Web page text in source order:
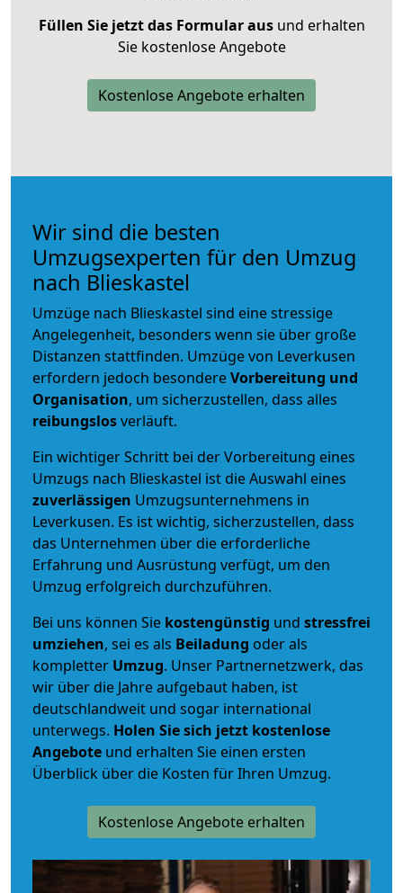
Füllen Sie jetzt das Formular ausund erhalten
Sie kostenlose Angebote
Kostenlose Angebote erhalten
Wir sind die besten
Umzugsexperten für den Umzug
nach Blieskastel
Umzüge nach Blieskastel sind eine stressige
Angelegenheit, besonders wenn sie über große
Distanzen stattfinden. Umzüge von Leverkusen
erfordern jedoch besondereVorbereitung und
Organisation, um sicherzustellen, dass alles
reibungslosverläuft.
Ein wichtiger Schritt bei der Vorbereitung eines
Umzugs nach Blieskastel ist die Auswahl eines
zuverlässigen Umzugsunternehmens in
Leverkusen. Es ist wichtig, sicherzustellen, dass
das Unternehmen über die erforderliche
Erfahrung und Ausrüstung verfügt, um den
Umzug erfolgreich durchzuführen.
Bei uns können Sie kostengünstig und stressfrei
umziehen, sei es als Beiladung oder als
kompletter Umzug. Unser Partnernetzwerk, das
wir über die Jahre aufgebaut haben, ist
deutschlandweit und sogar international
unterwegs. Holen Sie sich jetzt kostenlose
Angebote und erhalten Sie einen ersten
Überblick über die Kosten für Ihren Umzug.
Kostenlose Angebote erhalten